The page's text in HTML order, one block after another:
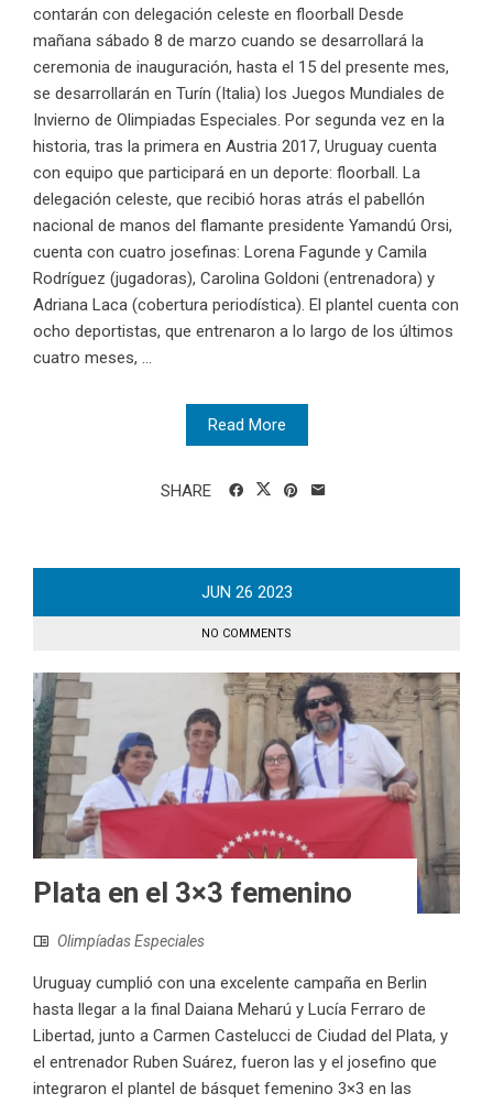
contarán con delegación celeste en floorball Desde
mañana sábado 8 de marzo cuando se desarrollará la
ceremonia de inauguración, hasta el 15 del presente mes,
se desarrollarán en Turín (Italia) los Juegos Mundiales de
Invierno de Olimpiadas Especiales. Por segunda vez en la
historia, tras la primera en Austria 2017, Uruguay cuenta
con equipo que participará en un deporte: floorball. La
delegación celeste, que recibió horas atrás el pabellón
nacional de manos del flamante presidente Yamandú Orsi,
cuenta con cuatro josefinas: Lorena Fagunde y Camila
Rodríguez (jugadoras), Carolina Goldoni (entrenadora) y
Adriana Laca (cobertura periodística). El plantel cuenta con
ocho deportistas, que entrenaron a lo largo de los últimos
cuatro meses, ...
Read More
SHARE
JUN 26 2023
NO COMMENTS
Plata en el 3×3 femenino
Olimpíadas Especiales
Uruguay cumplió con una excelente campaña en Berlin
hasta llegar a la final Daiana Meharú y Lucía Ferraro de
Libertad, junto a Carmen Castelucci de Ciudad del Plata, y
el entrenador Ruben Suárez, fueron las y el josefino que
integraron el plantel de básquet femenino 3×3 en las